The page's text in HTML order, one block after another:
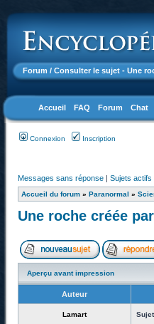
Forum / Consulter le sujet - Une
Accueil FAQ Forum Chat
Connexion Inscription
Messages sans réponse | Sujets actifs
Accueil du forum » Paranormal »
Une roche créée
Aperçu avant impression
Auteur
Lamart